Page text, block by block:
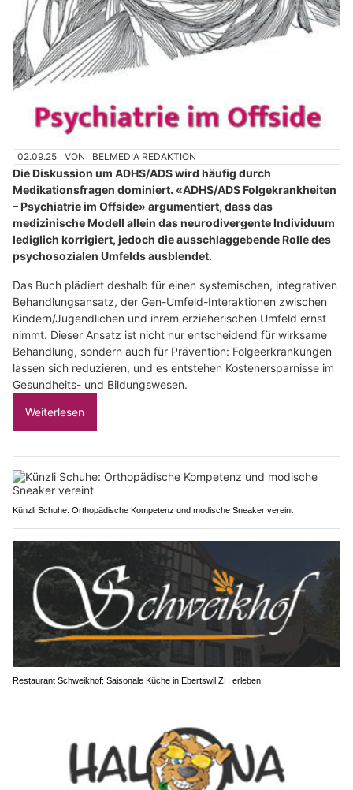
02.09.25 VON BELMEDIA REDAKTION
Die Diskussion um ADHS/ADS wird häufig durch
Medikationsfragen dominiert. «ADHS/ADS Folgekrankheiten
– Psychiatrie im Offside» argumentiert, dass das
medizinische Modell allein das neurodivergente Individuum
lediglich korrigiert, jedoch die ausschlaggebende Rolle des
psychosozialen Umfelds ausblendet.
Das Buch plädiert deshalb für einen systemischen, integrativen
Behandlungsansatz, der Gen-Umfeld-Interaktionen zwischen
Kindern/Jugendlichen und ihrem erzieherischen Umfeld ernst
nimmt. Dieser Ansatz ist nicht nur entscheidend für wirksame
Behandlung, sondern auch für Prävention: Folgeerkrankungen
lassen sich reduzieren, und es entstehen Kostenersparnisse im
Gesundheits- und Bildungswesen.
Weiterlesen
Künzli Schuhe: Orthopädische Kompetenz und modische Sneaker vereint
Restaurant Schweikhof: Saisonale Küche in Ebertswil ZH erleben